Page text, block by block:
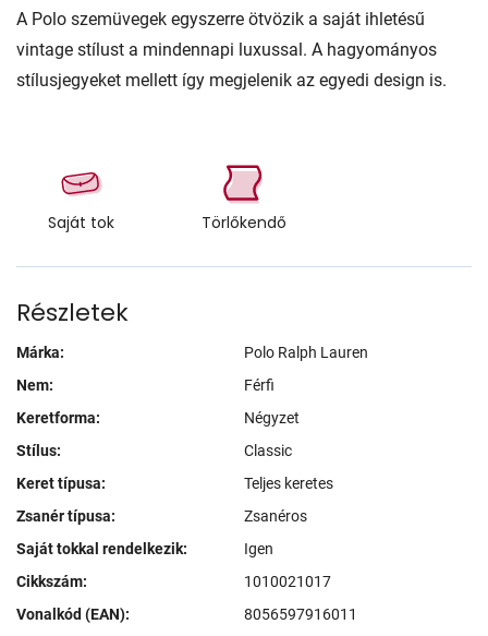
A Polo szemüvegek egyszerre ötvözik a saját ihletésű
vintage stílust a mindennapi luxussal. A hagyományos
stílusjegyeket mellett így megjelenik az egyedi design is.
Saját tok Törlőkendő
Részletek
Márka:
Polo Ralph Lauren
Nem:
Férfi
Keretforma:
Négyzet
Stílus:
Classic
Keret típusa:
Teljes keretes
Zsanér típusa:
Zsanéros
Saját tokkal rendelkezik:
Igen
Cikkszám:
1010021017
Vonalkód (EAN):
8056597916011